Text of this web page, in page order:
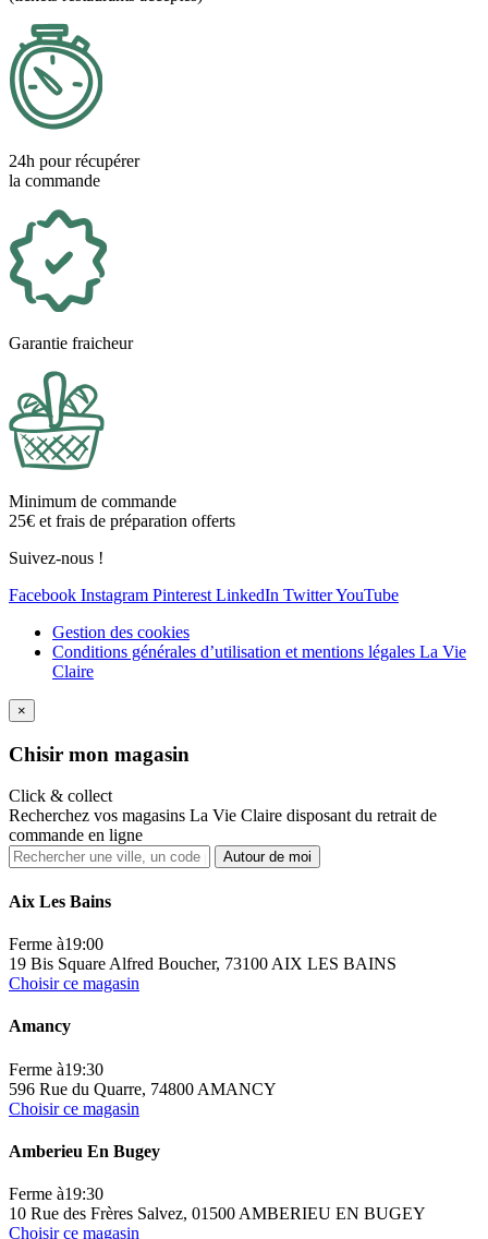
24h pour récupérer
la commande
Garantie fraicheur
Minimum de commande
25€ et frais de préparation offerts
Suivez-nous !
Facebook Instagram Pinterest LinkedIn TwitterYouTube
Gestion des cookies
Conditions générales d’utilisation et mentions légales La Vie
Claire
×
Chisir mon magasin
Click & collect
Recherchez vos magasins La Vie Claire disposant du retrait de
commande en ligne
Autour de moi
Aix Les Bains
Ferme à19:00
19 Bis Square Alfred Boucher, 73100 AIX LES BAINS
Choisir ce magasin
Amancy
Ferme à19:30
596 Rue du Quarre, 74800 AMANCY
Choisir ce magasin
Amberieu En Bugey
Ferme à19:30
10 Rue des Frères Salvez, 01500 AMBERIEU EN BUGEY
Choisir ce magasin